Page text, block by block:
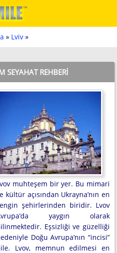
» Lviv »
SEYAHAT REHBERI
muhteşem bir yer. Bu mimari
kültür açısından Ukrayna’nın en
şehirlerinden biridir. Lvov
yaygın olarak
Eşsizliği ve güzelliği
Doğu Avrupa’nın “incisi”
Lvov, memnun edilmesi en